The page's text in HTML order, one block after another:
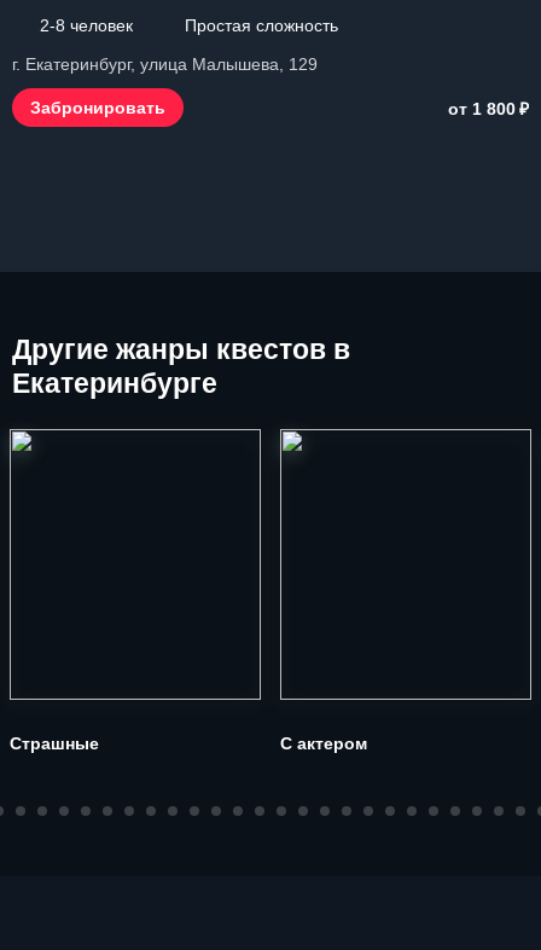
2-8 человек
Простая сложность
г. Екатеринбург, улица Малышева, 129
Забронировать от 1 800₽
Другие жанры квестов в
Екатеринбурге
Страшные С актером